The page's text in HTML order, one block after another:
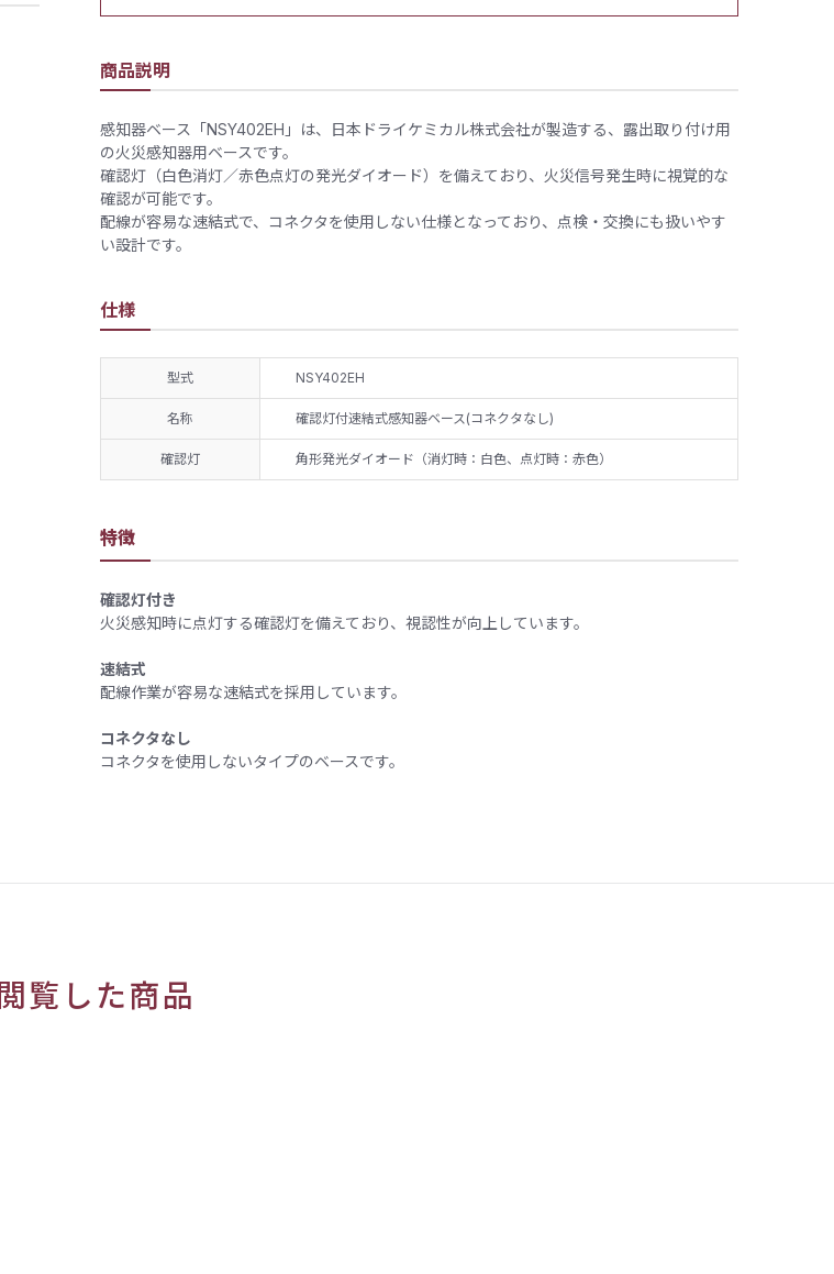
商品説明
感知器ベース「NSY402EH」は、日本ドライケミカル株式会社が製造する、露出取り付け用
の火災感知器用ベースです。
確認灯（白色消灯／赤色点灯の発光ダイオード）を備えており、火災信号発生時に視覚的な
確認が可能です。
配線が容易な速結式で、コネクタを使用しない仕様となっており、点検・交換にも扱いやす
い設計です。
仕様
型式 NSY402EH
名称 確認灯付速結式感知器ベース(コネクタなし)
確認灯 角形発光ダイオード（消灯時：白色、点灯時：赤色）
特徴
確認灯付き
火災感知時に点灯する確認灯を備えており、視認性が向上しています。​
速結式
配線作業が容易な速結式を採用しています。​
コネクタなし
コネクタを使用しないタイプのベースです。
閲覧した商品